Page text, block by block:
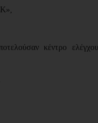
κέντρο